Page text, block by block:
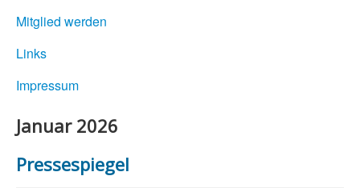
Mitglied werden
Links
Impressum
Januar 2026
Pressespiegel